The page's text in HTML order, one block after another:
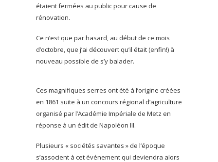
étaient fermées au public pour cause de
rénovation.
Ce n’est que par hasard, au début de ce mois
d’octobre, que j’ai découvert qu’il était (enfin!) à
nouveau possible de s’y balader.
Ces magnifiques serres ont été à l’origine créées
en 1861 suite à un concours régional d’agriculture
organisé par l’Académie Impériale de Metz en
réponse à un édit de Napoléon III.
Plusieurs « sociétés savantes » de l’époque
s’associent à cet événement qui deviendra alors